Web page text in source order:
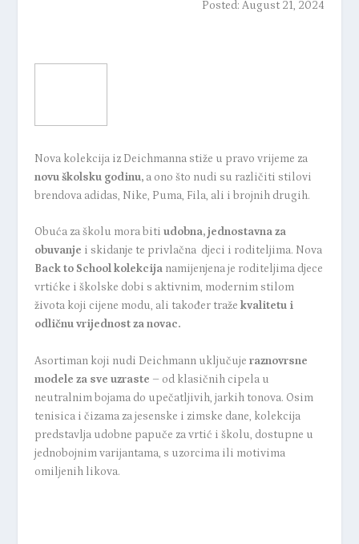
Posted: August 21, 2024
Nova kolekcija iz Deichmanna stiže u pravo vrijeme za
novu školsku godinu,a ono što nudi su različiti stilovi
brendova adidas, Nike, Puma, Fila, ali i brojnih drugih.
Obuća za školu mora biti udobna, jednostavna za
obuvanje i skidanje te privlačna djeci i roditeljima. Nova
Back to School kolekcijanamijenjena je roditeljima djece
vrtićke i školske dobi s aktivnim, modernim stilom
života koji cijene modu, ali također traže kvalitetu i
odličnu vrijednost za novac.
Asortiman koji nudi Deichmann uključuje raznovrsne
modele za sve uzraste – od klasičnih cipela u
neutralnim bojama do upečatljivih, jarkih tonova. Osim
tenisica i čizama za jesenske i zimske dane, kolekcija
predstavlja udobne papuče za vrtić i školu, dostupne u
jednobojnim varijantama, s uzorcima ili motivima
omiljenih likova.